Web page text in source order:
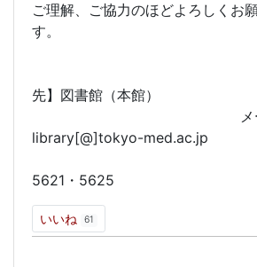
ご理解、ご協力のほどよろしくお
す。
【問い合
先】図書館（本館）
メールアド
library[@]tokyo-med.ac.jp
内線
5621・5625
いいね 61